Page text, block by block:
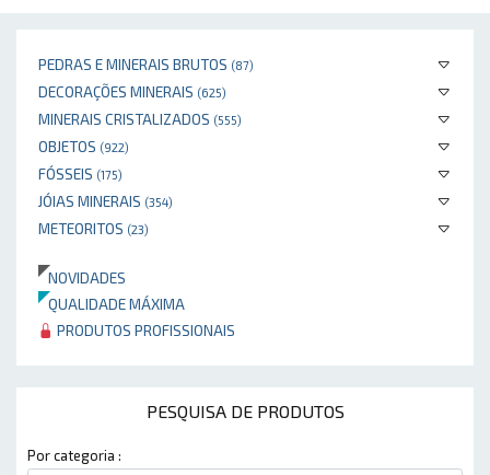
PEDRAS E MINERAIS BRUTOS (87)
DECORAÇÕES MINERAIS (625)
MINERAIS CRISTALIZADOS (555)
OBJETOS (922)
FÓSSEIS (175)
JÓIAS MINERAIS (354)
METEORITOS (23)
NOVIDADES
QUALIDADE MÁXIMA
PRODUTOS PROFISSIONAIS
PESQUISA DE PRODUTOS
Por categoria :